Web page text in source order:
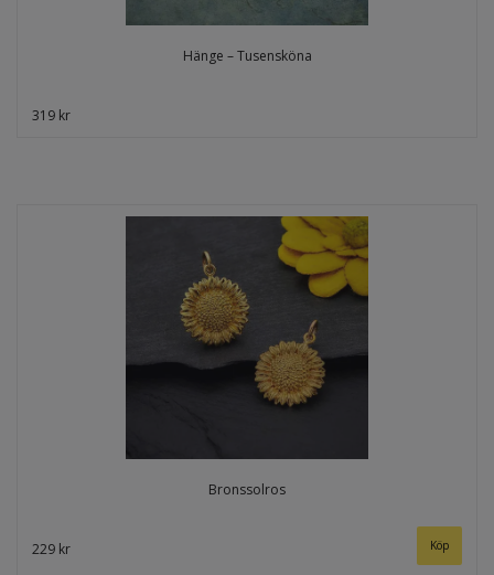
Hänge – Tusensköna
319 kr
Bronssolros
229 kr